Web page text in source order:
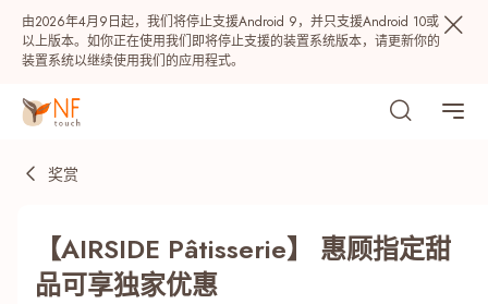
由2026年4月9日起，我们将停止支援Android 9，并只支援Android 10或
以上版本。如你正在使用我们即将停止支援的装置系统版本，请更新你的
装置系统以继续使用我们的应用程式。
奖赏
【AIRSIDE Pâtisserie】 惠顾指定甜
品可享独家优惠